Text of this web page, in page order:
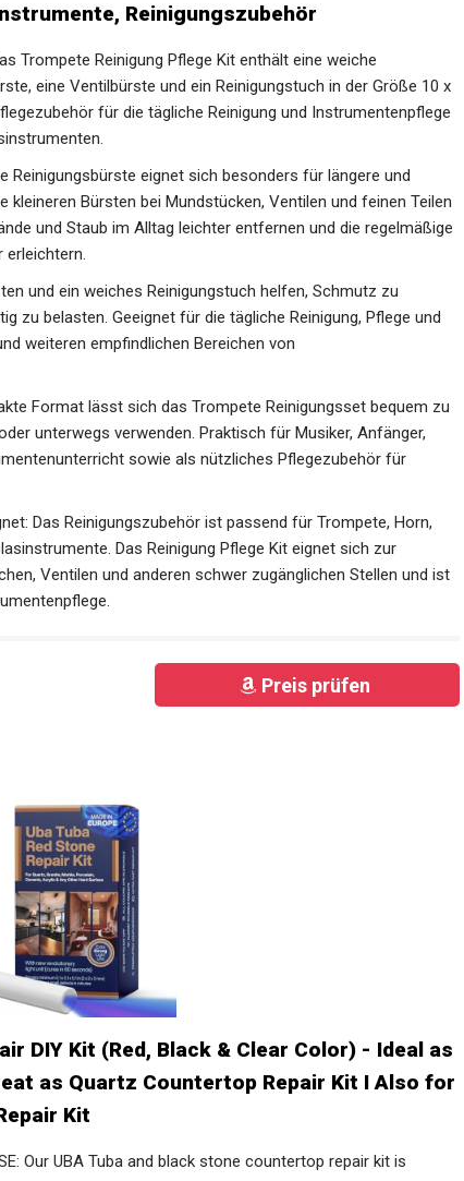
Blechblasinstrumente,
Trompete Reinigung Pflege Kit enthält eine weiche
eine Ventilbürste und ein Reinigungstuch in der Größe 10
für die tägliche Reinigung und
anderen Blechblasinstrumenten.
Reinigungsbürste eignet sich besonders für längere und
kleineren Bürsten bei Mundstücken, Ventilen und feinen
und Staub im Alltag leichter entfernen und die
Zubehör erleichtern.
und ein weiches Reinigungstuch helfen, Schmutz zu
zu belasten. Geeignet für die tägliche Reinigung, Pflege und
weiteren empfindlichen Bereichen von
Format lässt sich das Trompete Reinigungsset bequem
oder unterwegs verwenden. Praktisch für Musiker, Anfänger,
sowie als nützliches Pflegezubehör für
Das Reinigungszubehör ist passend für Trompete, Horn,
Das Reinigung Pflege Kit eignet sich zur
Ventilen und anderen schwer zugänglichen Stellen und
DIY Kit (Red, Black & Clear Color) - Ideal
as Quartz Countertop Repair Kit I